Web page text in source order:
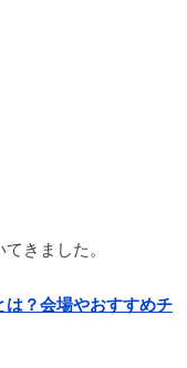
きました。
？会場やおすすめチ